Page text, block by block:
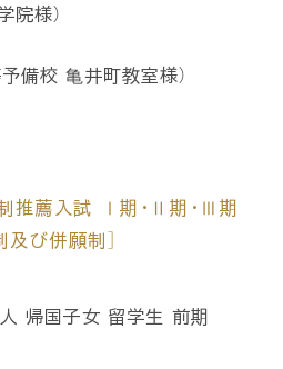
院様）
備校 ⻲井町教室様）
制推薦入試 Ⅰ期・Ⅱ期・Ⅲ期
及び併願制］
人 帰国子女 留学生 前期